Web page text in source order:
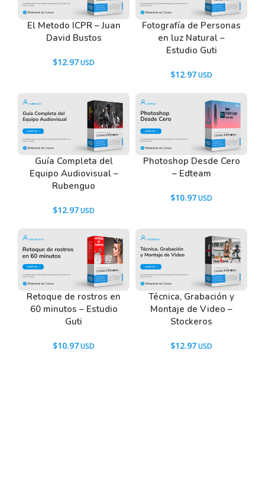
Tenemos un listado de todas las preguntas que
hacen nuestros usuarios antes de comprar y
descargar los recursos WordPress.
Ir a lasPreguntas Frecuentes
El Metodo ICPR – Juan
David Bustos
$12.97
Fotografía de Personas
en luz Natural –
Estudio Guti
$12.97
Guía Completa del
Equipo Audiovisual –
Rubenguo
$12.97
Photoshop Desde Cero
– Edteam
$10.97
Retoque de rostros en
60 minutos – Estudio
Guti
$10.97
Técnica, Grabación y
Montaje de Video –
Stockeros
$12.97